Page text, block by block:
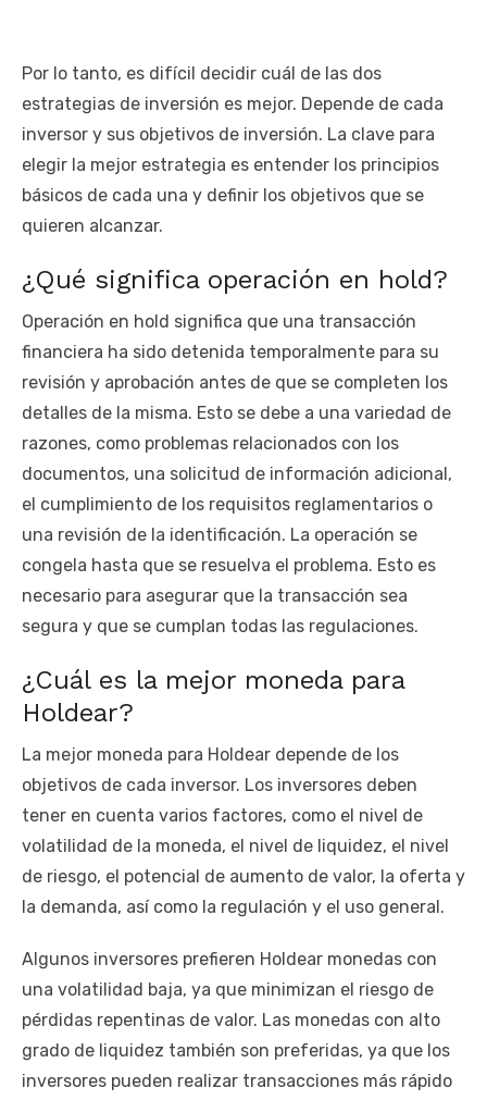
Por lo tanto, es difícil decidir cuál de las dos
estrategias de inversión es mejor. Depende de cada
inversor y sus objetivos de inversión. La clave para
elegir la mejor estrategia es entender los principios
básicos de cada una y definir los objetivos que se
quieren alcanzar.
¿Qué significa operación en hold?
Operación en hold significa que una transacción
financiera ha sido detenida temporalmente para su
revisión y aprobación antes de que se completen los
detalles de la misma. Esto se debe a una variedad de
razones, como problemas relacionados con los
documentos, una solicitud de información adicional,
el cumplimiento de los requisitos reglamentarios o
una revisión de la identificación. La operación se
congela hasta que se resuelva el problema. Esto es
necesario para asegurar que la transacción sea
segura y que se cumplan todas las regulaciones.
¿Cuál es la mejor moneda para
Holdear?
La mejor moneda para Holdear depende de los
objetivos de cada inversor. Los inversores deben
tener en cuenta varios factores, como el nivel de
volatilidad de la moneda, el nivel de liquidez, el nivel
de riesgo, el potencial de aumento de valor, la oferta y
la demanda, así como la regulación y el uso general.
Algunos inversores prefieren Holdear monedas con
una volatilidad baja, ya que minimizan el riesgo de
pérdidas repentinas de valor. Las monedas con alto
grado de liquidez también son preferidas, ya que los
inversores pueden realizar transacciones más rápido